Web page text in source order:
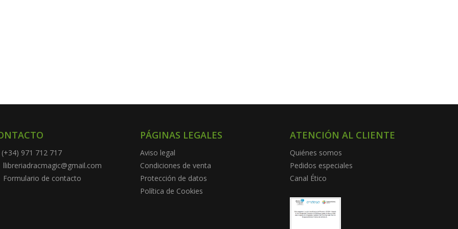
(+34) 971 712 717
llibreriadracmagic@gmail.com
Formulario de contacto
PÁGINAS LEGALES
Aviso legal
Condiciones de venta
Protección de datos
Política de Cookies
ATENCIÓN AL CLIENTE
Quiénes somos
Pedidos especiales
Canal Ético